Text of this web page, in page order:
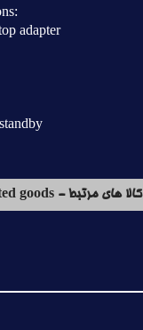
adapter
کالا های مرتبط - Related goods